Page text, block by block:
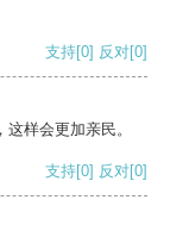
支持[0] 反对[0]
样会更加亲民。
支持[0] 反对[0]